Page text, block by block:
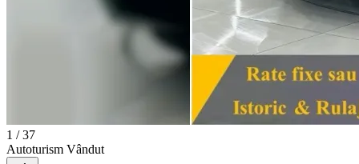
1 / 37
Autoturism Vândut